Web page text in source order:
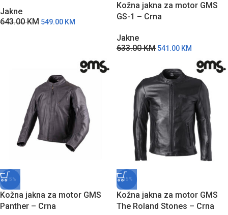
Jakne
643.00KM 549.00 KM
Kožna jakna za motor GMS
GS-1 – Crna
Jakne
633.00KM 541.00 KM
-15%
Kožna jakna za motor GMS
Panther – Crna
-15%
Kožna jakna za motor GMS
The Roland Stones – Crna